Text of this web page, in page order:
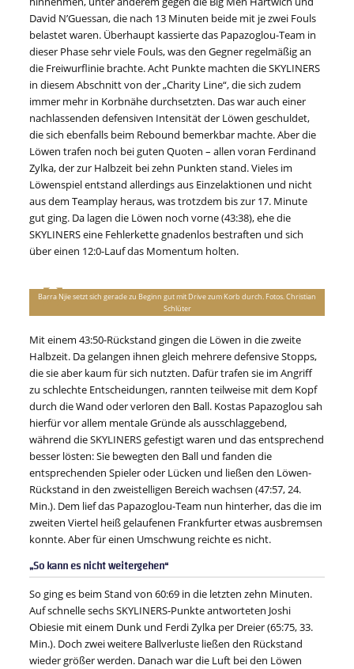
David N’Guessan, die nach 13 Minuten beide mit je zwei Fouls
belastet waren. Überhaupt kassierte das Papazoglou-Team in
dieser Phase sehr viele Fouls, was den Gegner regelmäßig an
die Freiwurflinie brachte. Acht Punkte machten die SKYLINERS
in diesem Abschnitt von der „Charity Line“, die sich zudem
immer mehr in Korbnähe durchsetzten. Das war auch einer
nachlassenden defensiven Intensität der Löwen geschuldet,
die sich ebenfalls beim Rebound bemerkbar machte. Aber die
Löwen trafen noch bei guten Quoten – allen voran Ferdinand
Zylka, der zur Halbzeit bei zehn Punkten stand. Vieles im
Löwenspiel entstand allerdings aus Einzelaktionen und nicht
aus dem Teamplay heraus, was trotzdem bis zur 17. Minute
gut ging. Da lagen die Löwen noch vorne (43:38), ehe die
SKYLINERS eine Fehlerkette gnadenlos bestraften und sich
über einen 12:0-Lauf das Momentum holten.
Barra Njie setzt sich gerade zu Beginn gut mit Drive zum Korb durch. Fotos. Christian
Schlüter
Mit einem 43:50-Rückstand gingen die Löwen in die zweite
Halbzeit. Da gelangen ihnen gleich mehrere defensive Stopps,
die sie aber kaum für sich nutzten. Dafür trafen sie im Angriff
zu schlechte Entscheidungen, rannten teilweise mit dem Kopf
durch die Wand oder verloren den Ball. Kostas Papazoglou sah
hierfür vor allem mentale Gründe als ausschlaggebend,
während die SKYLINERS gefestigt waren und das entsprechend
besser lösten: Sie bewegten den Ball und fanden die
entsprechenden Spieler oder Lücken und ließen den Löwen-
Rückstand in den zweistelligen Bereich wachsen (47:57, 24.
Min.). Dem lief das Papazoglou-Team nun hinterher, das die im
zweiten Viertel heiß gelaufenen Frankfurter etwas ausbremsen
konnte. Aber für einen Umschwung reichte es nicht.
„So kann es nicht weitergehen“
So ging es beim Stand von 60:69 in die letzten zehn Minuten.
Auf schnelle sechs SKYLINERS-Punkte antworteten Joshi
Obiesie mit einem Dunk und Ferdi Zylka per Dreier (65:75, 33.
Min.). Doch zwei weitere Ballverluste ließen den Rückstand
wieder größer werden. Danach war die Luft bei den Löwen